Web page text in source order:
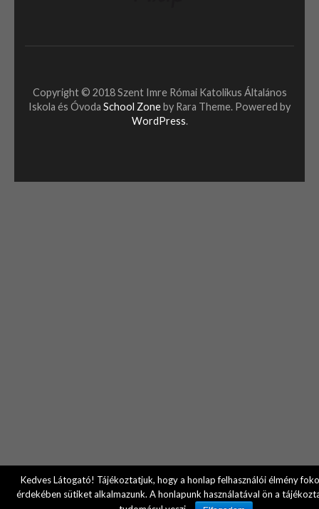
Copyright © 2018 Szent Imre Római Katolikus Általános
Iskola és Óvoda School Zoneby Rara Theme. Powered by
WordPress.
Kedves Látogató! Tájékoztatjuk, hogy a honlap felhasználói élmény
érdekében sütiket alkalmazunk. A honlapunk használatával ön a